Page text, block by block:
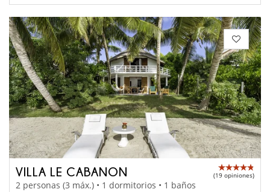
VILLA LE CABANON (19 opiniones)
2 personas (3 máx.) • 1 dormitorios • 1 baños